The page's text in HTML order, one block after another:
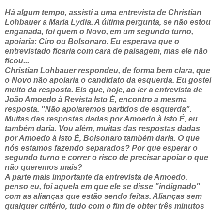
Há algum tempo, assisti a uma entrevista de Christian
Lohbauer a Maria Lydia. A última pergunta, se não estou
enganada, foi quem o Novo, em um segundo turno,
apoiaria: Ciro ou Bolsonaro. Eu esperava que o
entrevistado ficaria com cara de paisagem, mas ele não
ficou...
Christian Lohbauer respondeu, de forma bem clara, que
o Novo não apoiaria o candidato da esquerda. Eu gostei
muito da resposta. Eis que, hoje, ao ler a entrevista de
João Amoedo à Revista Isto É, encontro a mesma
resposta. "Não apoiaremos partidos de esquerda".
Muitas das respostas dadas por Amoedo à Isto É, eu
também daria. Vou além, muitas das respostas dadas
por Amoedo à Isto É, Bolsonaro também daria. O que
nós estamos fazendo separados? Por que esperar o
segundo turno e correr o risco de precisar apoiar o que
não queremos mais?
A parte mais importante da entrevista de Amoedo,
penso eu, foi aquela em que ele se disse "indignado"
com as alianças que estão sendo feitas. Alianças sem
qualquer critério, tudo com o fim de obter três minutos